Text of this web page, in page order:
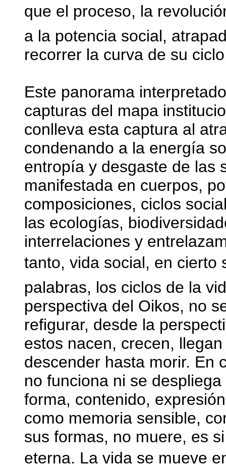
que el proceso, la
a la potencia social,
recorrer la curva de su
Este panorama
capturas del mapa
conlleva esta captura al
condenando a la energía
entropía y desgaste de las
manifestada en cuerpos,
composiciones, ciclos
las ecologías,
interrelaciones y
tanto, vida social, en cierto
palabras, los ciclos de la
perspectiva del Oikos, no
refigurar, desde la
estos nacen, crecen,
descender hasta morir. En
no funciona ni se
forma, contenido,
como memoria sensible,
sus formas, no muere, es
eterna. La vida se mueve